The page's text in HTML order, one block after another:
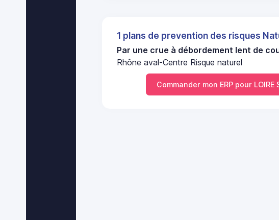
1 plans de prevention des risques
Par une crue à débordement lent de
Rhône aval-Centre Risque naturel
Commander mon ERP pour LOIRE